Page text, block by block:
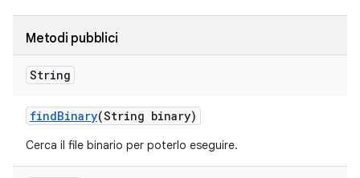
Metodi pubblici
String
findBinary(String binary)
Cerca il file binario per poterlo eseguire.